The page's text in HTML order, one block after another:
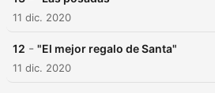
11 dic. 2020
12 - "El mejor regalo de Santa"
11 dic. 2020